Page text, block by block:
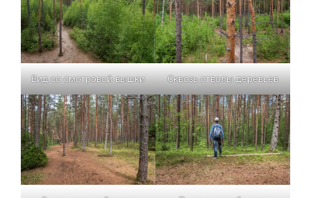
Вид со смотровой вышки Сквозь стволы деревьев